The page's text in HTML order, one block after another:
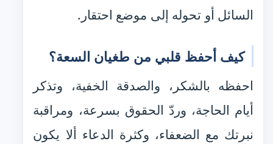
السائل أو تحوله إلى موضع احتقار.
كيف أحفظ قلبي من طغيان السعة؟
احفظه بالشكر، والصدقة الخفية، وتذكر
أيام الحاجة، وردّ الحقوق بسرعة، ومراقبة
نبرتك مع الضعفاء، وكثرة الدعاء ألا يكون